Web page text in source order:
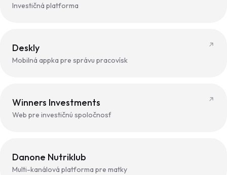
Investičná platforma
Deskly
Mobilná appka pre správu pracovísk
Winners Investments
Web pre investičnú spoločnosť
Danone Nutriklub
Multi-kanálová platforma pre matky